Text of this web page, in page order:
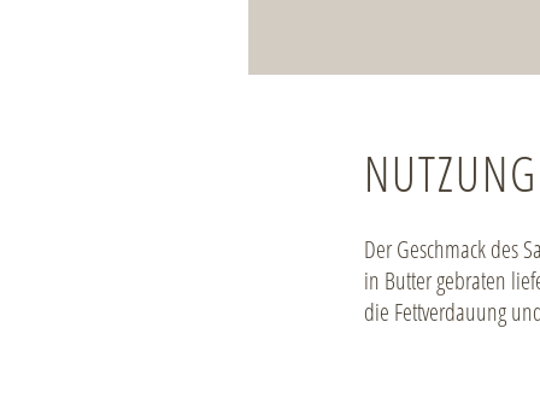
Der Geschmack des
in Butter gebraten
die Fettverdauung